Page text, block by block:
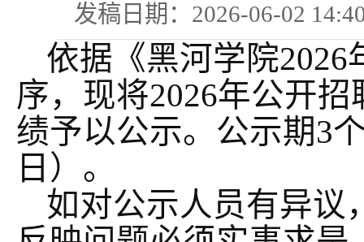
发稿日期：2026-06-02
依据《黑河学院2026
序，现将2026年公开
绩予以公示。公示期3
日）。
如对公示人员有异议